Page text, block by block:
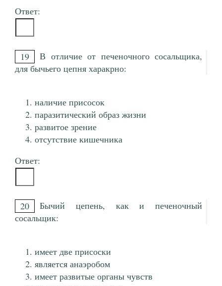
Ответ:
19
В отличие от печеночного сосальщика,
для бычьего цепня харакрно:
наличие присосок
паразитический образ жизни
развитое зрение
отсутствие кишечника
Ответ:
20
Бычий цепень, как и печеночный
сосальщик:
имеет две присоски
является анаэробом
имеет развитые органы чувств